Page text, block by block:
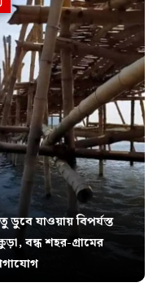
ডুবে যাওয়ায় বিপর্যস্ত
বন্ধ শহর-গ্রামের